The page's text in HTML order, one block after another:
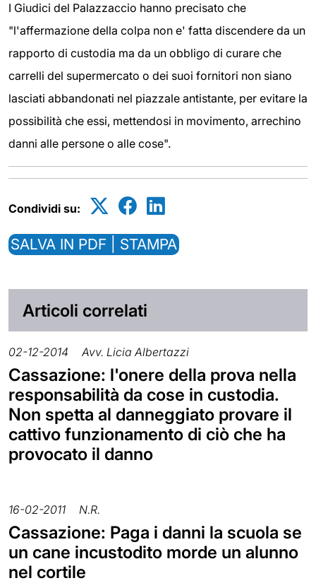
I Giudici del Palazzaccio hanno precisato che
"l'affermazione della colpa non e' fatta discendere da un
rapporto di custodia ma da un obbligo di curare che
carrelli del supermercato o dei suoi fornitori non siano
lasciati abbandonati nel piazzale antistante, per evitare la
possibilità che essi, mettendosi in movimento, arrechino
danni alle persone o alle cose".
Condividi su:
SALVA IN PDF | STAMPA
Articoli correlati
02-12-2014 Avv. Licia Albertazzi
Cassazione: l'onere della prova nella
responsabilità da cose in custodia.
Non spetta al danneggiato provare il
cattivo funzionamento di ciò che ha
provocato il danno
16-02-2011 N.R.
Cassazione: Paga i danni la scuola se
un cane incustodito morde un alunno
nel cortile